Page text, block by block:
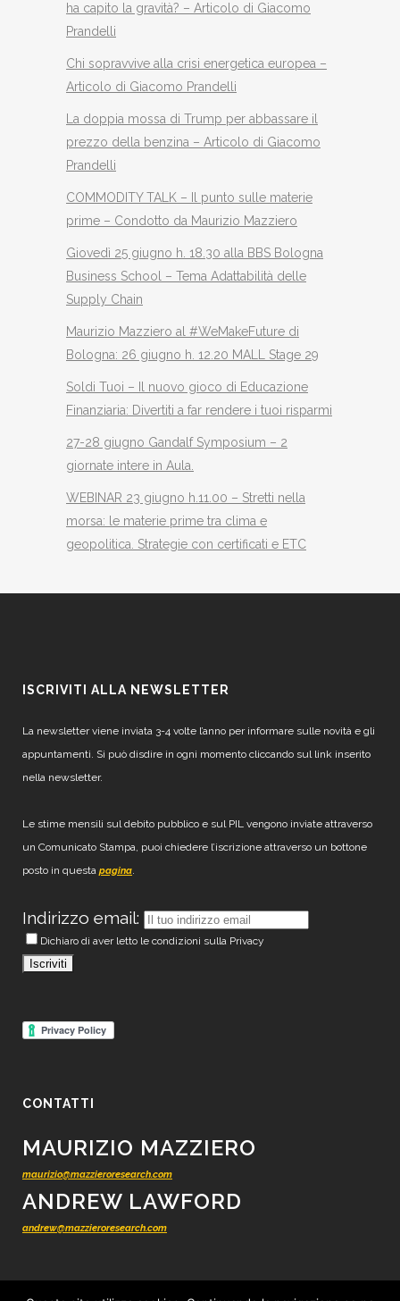
ha capito la gravità? – Articolo di Giacomo
Prandelli
Chi sopravvive alla crisi energetica europea –
Articolo di Giacomo Prandelli
La doppia mossa di Trump per abbassare il
prezzo della benzina – Articolo di Giacomo
Prandelli
COMMODITY TALK – Il punto sulle materie
prime – Condotto da Maurizio Mazziero
Giovedì 25 giugno h. 18.30 alla BBS Bologna
Business School – Tema Adattabilità delle
Supply Chain
Maurizio Mazziero al #WeMakeFuture di
Bologna: 26 giugno h. 12.20 MALL Stage 29
Soldi Tuoi – Il nuovo gioco di Educazione
Finanziaria: Divertiti a far rendere i tuoi risparmi
27-28 giugno Gandalf Symposium – 2
giornate intere in Aula.
WEBINAR 23 giugno h.11.00 – Stretti nella
morsa: le materie prime tra clima e
geopolitica. Strategie con certificati e ETC
ISCRIVITI ALLA NEWSLETTER
La newsletter viene inviata 3-4 volte l’anno per informare sulle novità e gli
appuntamenti. Si può disdire in ogni momento cliccando sul link inserito
nella newsletter.
Le stime mensili sul debito pubblico e sul PIL vengono inviate attraverso
un Comunicato Stampa, puoi chiedere l’iscrizione attraverso un bottone
posto in questa pagina.
Indirizzo email:
Dichiaro di aver letto le condizioni sulla Privacy
CONTATTI
MAURIZIO MAZZIERO
maurizio@mazzieroresearch.com
ANDREW LAWFORD
andrew@mazzieroresearch.com